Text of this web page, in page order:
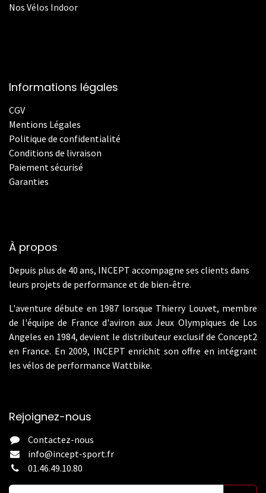
Nos Vélos Indoor
Informations légales
CGV
Mentions Légales
Politique de confidentialité
Conditions de livraison
Paiement sécurisé
Garanties
À propos
Depuis plus de 40 ans, INCEPT accompagne ses clients dans
leurs projets de performance et de bien-être.
L'aventure débute en 1987 lorsque Thierry Louvet, membre
de l'équipe de France d'aviron aux Jeux Olympiques de Los
Angeles en 1984, devient le distributeur exclusif de Concept2
en France. En 2009, INCEPT enrichit son offre en intégrant
les vélos de performance Wattbike.
Rejoignez-nous
Contactez-nous
info@incept-sport.fr
01.46.49.10.80